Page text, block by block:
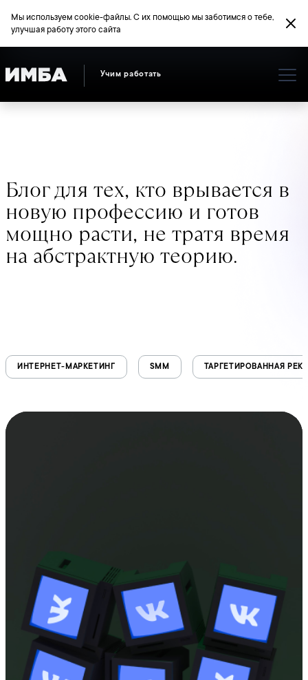
Мы используем cookie-файлы. С их помощью мы заботимся о тебе,
улучшая работу этого сайта
Учим работать
Блог для тех, кто врывается в
новую профессию и готов
мощно расти, не тратя время
на абстрактную теорию.
ИНТЕРНЕТ-МАРКЕТИНГ SMM ТАРГЕТИРОВАННАЯ